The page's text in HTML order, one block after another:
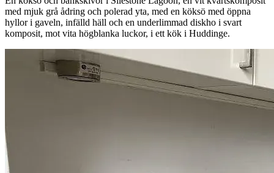
med mjuk grå ådring och polerad yta, med en köksö med öppna
hyllor i gaveln, infälld häll och en underlimmad diskho i svart
komposit, mot vita högblanka luckor, i ett kök i Huddinge.